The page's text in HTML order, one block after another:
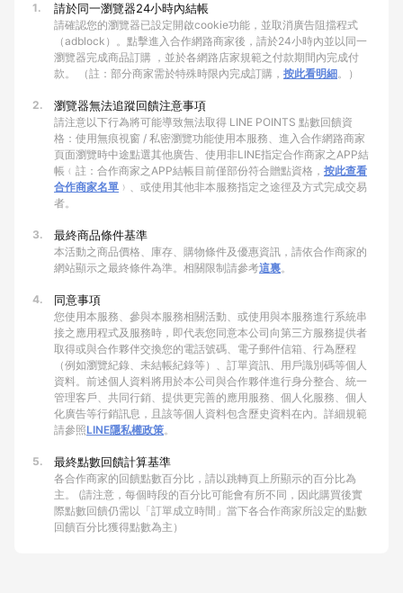
1. 請於同一瀏覽器24小時內結帳
請確認您的瀏覽器已設定開啟cookie功能，並取消廣告阻擋程式
（adblock）。點擊進入合作網路商家後，請於24小時內並以同一
瀏覽器完成商品訂購 ，並於各網路店家規範之付款期間內完成付
款。 （註：部分商家需於特殊時限內完成訂購， 按此看明細。）
2. 瀏覽器無法追蹤回饋注意事項
請注意以下行為將可能導致無法取得 LINE POINTS 點數回饋資
格：使用無痕視窗 / 私密瀏覽功能使用本服務、進入合作網路商家
頁面瀏覽時中途點選其他廣告、使用非LINE指定合作商家之APP結
帳﹙註：合作商家之APP結帳目前僅部份符合贈點資格， 按此查看
合作商家名單 ﹚、或使用其他非本服務指定之途徑及方式完成交易
者。
3. 最終商品條件基準
本活動之商品價格、庫存、購物條件及優惠資訊，請依合作商家的
網站顯示之最終條件為準。相關限制請參考這裏。
4. 同意事項
您使用本服務、參與本服務相關活動、或使用與本服務進行系統串
接之應用程式及服務時，即代表您同意本公司向第三方服務提供者
取得或與合作夥伴交換您的電話號碼、電子郵件信箱、行為歷程
（例如瀏覽紀錄、未結帳紀錄等）、訂單資訊、用戶識別碼等個人
資料。前述個人資料將用於本公司與合作夥伴進行身分整合、統一
管理客戶、共同行銷、提供更完善的應用服務、個人化服務、個人
化廣告等行銷訊息，且該等個人資料包含歷史資料在內。詳細規範
請參照LINE隱私權政策。
5. 最終點數回饋計算基準
各合作商家的回饋點數百分比，請以跳轉頁上所顯示的百分比為
主。 (請注意，每個時段的百分比可能會有所不同，因此購買後實
際點數回饋仍需以「訂單成立時間」當下各合作商家所設定的點數
回饋百分比獲得點數為主）